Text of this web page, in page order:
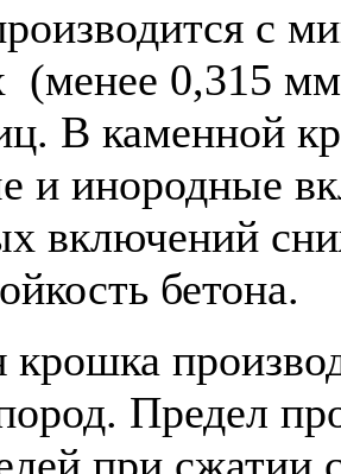
с
(менее 0,315
В каменной
и инородные
включений
бетона.
крошка
Предел